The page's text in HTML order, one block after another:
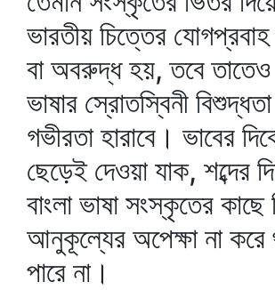
ভারতীয় চিত্তের যোগপ্রবাহ
বা অবরুদ্ধ হয়, তবে তাতেও
ভাষার স্রোতস্বিনী
গভীরতা হারাবে। ভাবের
ছেড়েই দেওয়া যাক, শব্দের
বাংলা ভাষা সংস্কৃতের
আনুকূল্যের অপেক্ষা না করে
পারে না।